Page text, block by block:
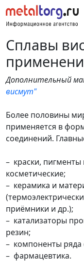
Сплавы
Дополнительный
висмут"
Более половины
применяется в
соединений.
– краски,
косметические;
– керамика и
приёмники и др.);
– катализаторы
резин;
– компоненты ряда
– фармацевтика.